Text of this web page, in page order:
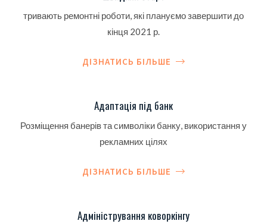
тривають ремонтні роботи, які плануємо завершити до
кінця 2021 р.
ДІЗНАТИСЬ БІЛЬШЕ
Адаптація під банк
Розміщення банерів та символіки банку, використання у
рекламних цілях
ДІЗНАТИСЬ БІЛЬШЕ
Адміністрування коворкінгу